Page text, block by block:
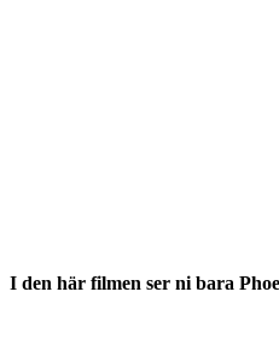
I den här filmen ser ni bara